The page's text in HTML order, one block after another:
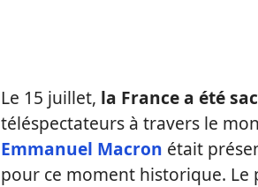
Le 15 juillet, la France a été
téléspectateurs à travers le
Emmanuel Macron était
pour ce moment historique. Le